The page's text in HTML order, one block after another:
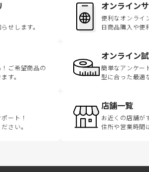
せします。
オンライン
便利なオンライ
日商品購入や便
ご希望商品の
す。
オンライン
簡単なアンケー
型に合った最適
ート！
さい。
店舗一覧
お近くの店舗が
住所や営業時間